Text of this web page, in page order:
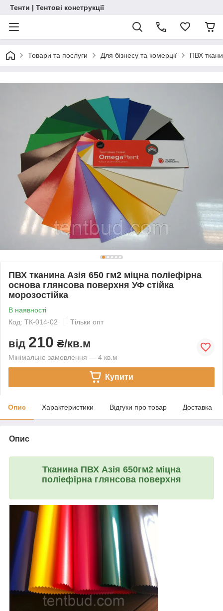
Тенти | Тентові конструкції
Товари та послуги Для бізнесу та комерції ПВХ
ПВХ тканина Азія 650 гм2 міцна поліефірна
основа глянсова поверхня УФ стійка
морозостійка
В наявності
Код: ТК-014-02
Тільки опт
від 210 ₴/кв.м
Мінімальне замовлення — 4 кв.м
Купити
Опис Характеристики Відгуки про товар Доставка
Опис
Тканина ПВХ Азія 650гм2 міцна
поліефірна глянсова поверхня